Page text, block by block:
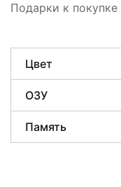
Подарки к покупке
Цвет
ОЗУ
Память